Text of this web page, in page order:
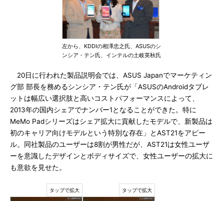
左から、KDDIの相澤忠之氏、ASUSのシ
ンシア・テン氏、インテルの土岐英秋氏
20日に行われた製品説明会では、ASUS Japanでマーケティン
グ部 部長を務めるシンシア・テン氏が「ASUSのAndroidタブレ
ットは幅広い選択肢と高いコストパフォーマンスによって、
2013年の国内シェアでナンバー1となることができた。特に
MeMo Padシリーズはシェア拡大に貢献したモデルで、新製品は
初のキャリア向けモデルという特別な存在」とAST21をアピー
ル。同社製品のユーザーは8割が男性だが、AST21は女性ユーザ
ーを意識したデザインとボディサイズで、女性ユーザーの拡大に
も意欲を見せた。